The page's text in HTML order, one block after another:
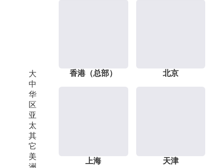
大
中
华
区
亚
太
其
它
美
香港（总部） 北京
上海 天津